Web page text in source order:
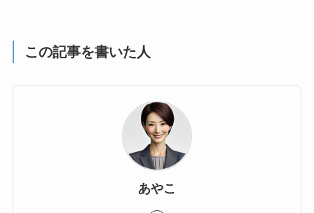
この記事を書いた人
あやこ